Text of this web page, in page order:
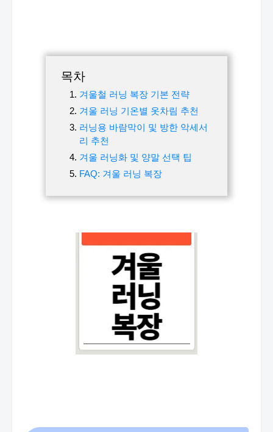
목차
겨울철 러닝 복장 기본 전략
겨울 러닝 기온별 옷차림 추천
러닝용 바람막이 및 방한 악세서
리 추천
겨울 러닝화 및 양말 선택 팁
FAQ: 겨울 러닝 복장